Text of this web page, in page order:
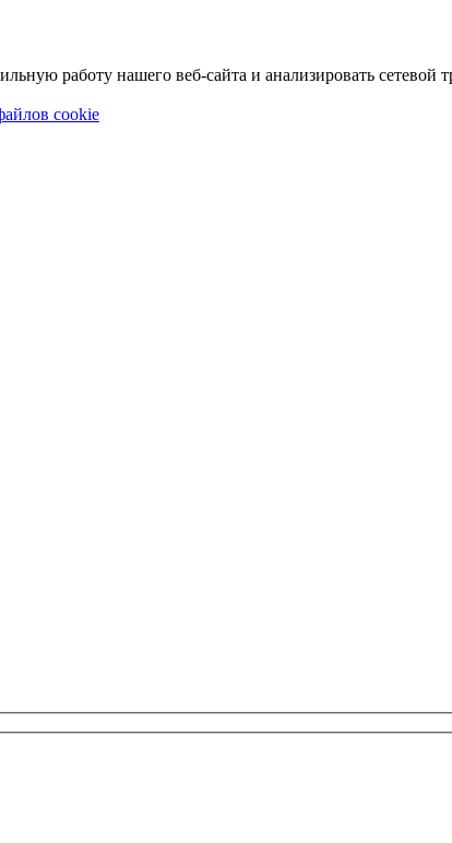
работу нашего веб-сайта и анализировать сетевой
cookie